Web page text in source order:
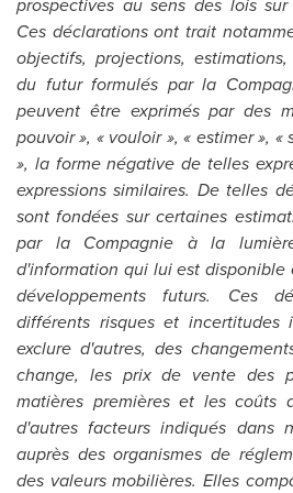
Ces déclarations ont trait
objectifs, projections,
du futur formulés par la
peuvent être exprimés par des
pouvoir », « vouloir », « estimer »,
», la forme négative de telles
expressions similaires. De telles
sont fondées sur certaines
par la Compagnie à la
d'information qui lui est
développements futurs. Ces
différents risques et incertitudes
exclure d'autres, des
change, les prix de vente des
matières premières et les coûts
d'autres facteurs indiqués dans
auprès des organismes de
des valeurs mobilières. Elles